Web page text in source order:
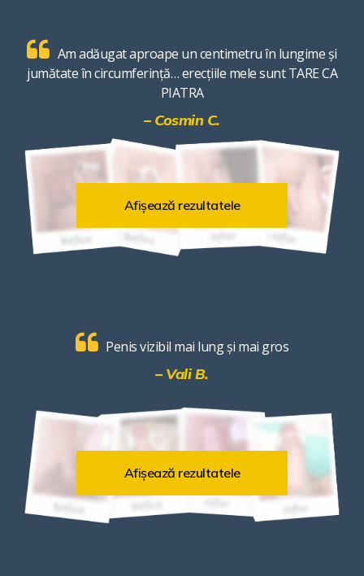
Am adăugat aproape un centimetru în lungime și
jumătate în circumferință… erecțiile mele sunt TARE CA
PIATRA
– Cosmin C.
Afișează rezultatele
Penis vizibil mai lung și mai gros
– Vali B.
Afișează rezultatele